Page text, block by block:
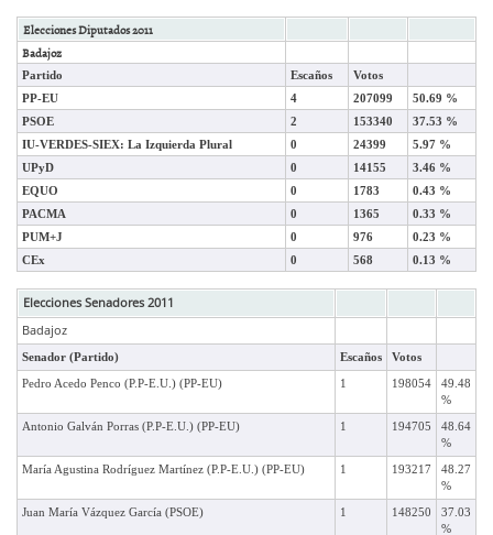
Elecciones Diputados 2011
Badajoz
Partido Escaños
Votos
PP-EU
4 207099
50.69 %
PSOE
2 153340
37.53 %
IU-VERDES-SIEX: La Izquierda Plural
0 24399
5.97 %
UPyD
0 14155
3.46 %
EQUO
0 1783
0.43 %
PACMA
0 1365
0.33 %
PUM+J
0 976
0.23 %
CEx
0 568 0.13 %
Elecciones Senadores 2011
Badajoz
Senador (Partido) Escaños Votos
Pedro Acedo Penco (P.P-E.U.) (PP-EU) 1 198054
49.48
%
Antonio Galván Porras (P.P-E.U.) (PP-EU) 1 194705
48.64
%
María Agustina Rodríguez Martínez (P.P-E.U.) (PP-EU) 1 193217
48.27
%
Juan María Vázquez García (PSOE) 1 148250
37.03
%